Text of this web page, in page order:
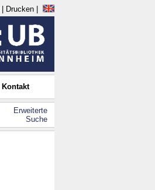
Drucken
Kontakt
Erweiterte
Suche